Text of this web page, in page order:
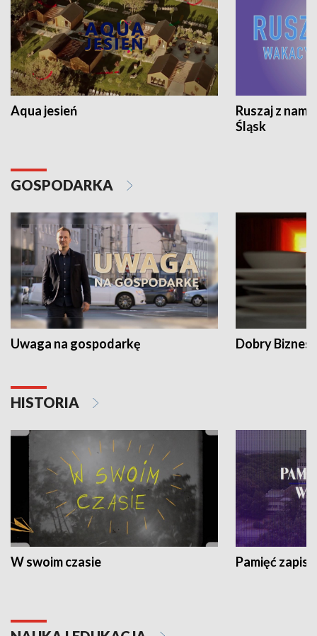
Aqua jesień
Ruszaj z
Śląsk
GOSPODARKA
Uwaga na gospodarkę Dobry Biznes
HISTORIA
W swoim czasie Pamięć